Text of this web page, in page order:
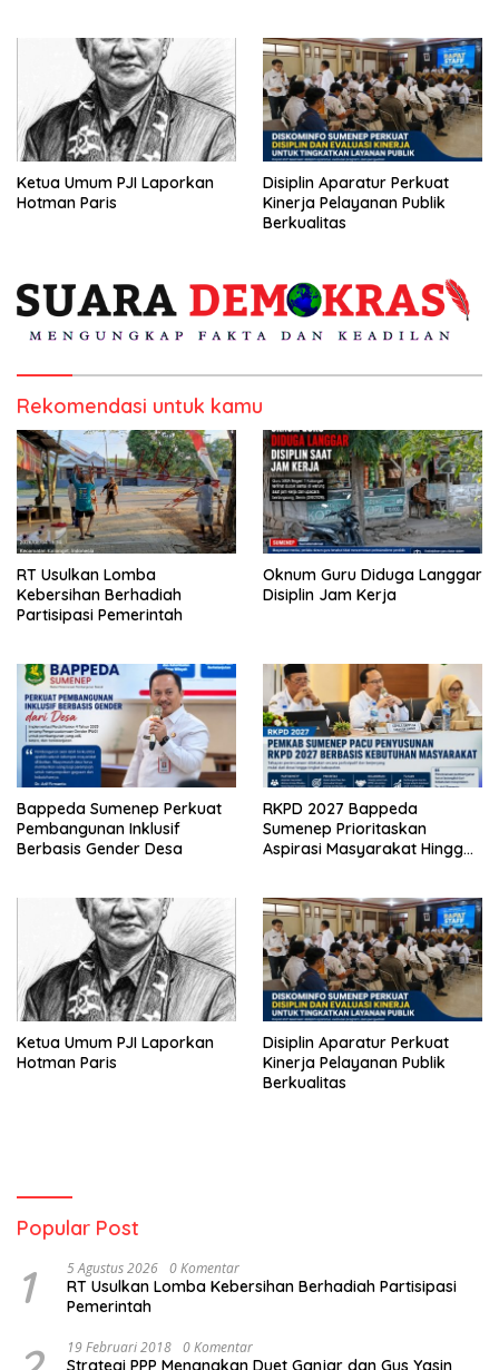
Ketua Umum PJI Laporkan
Hotman Paris
Disiplin Aparatur Perkuat
Kinerja Pelayanan Publik
Berkualitas
Rekomendasi untuk kamu
RT Usulkan Lomba
Kebersihan Berhadiah
Partisipasi Pemerintah
Oknum Guru Diduga Langgar
Disiplin Jam Kerja
Bappeda Sumenep Perkuat
Pembangunan Inklusif
Berbasis Gender Desa
RKPD 2027 Bappeda
Sumenep Prioritaskan
Aspirasi Masyarakat Hingga
Ketua Umum PJI Laporkan
Hotman Paris
Disiplin Aparatur Perkuat
Kinerja Pelayanan Publik
Berkualitas
Popular Post
1 5 Agustus 2026 0 Komentar
RT Usulkan Lomba Kebersihan Berhadiah Partisipasi
Pemerintah
19 Februari 2018 0 Komentar
Strategi PPP Menangkan Duet Ganjar dan Gus Yasin